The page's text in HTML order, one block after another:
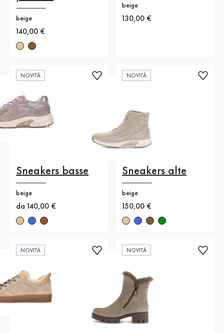
beige
Nuovo prezzo
140,00 €
beige
Nuovo prezzo
130,00 €
NOVITÀ
Sneakers basse
beige
Nuovo prezzo
da 140,00 €
NOVITÀ
Sneakers alte
beige
Nuovo prezzo
150,00 €
NOVITÀ NOVITÀ